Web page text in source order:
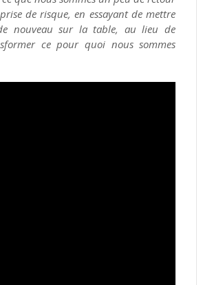
de risque, en essayant de mettre
nouveau sur la table, au lieu de
ce pour quoi nous sommes